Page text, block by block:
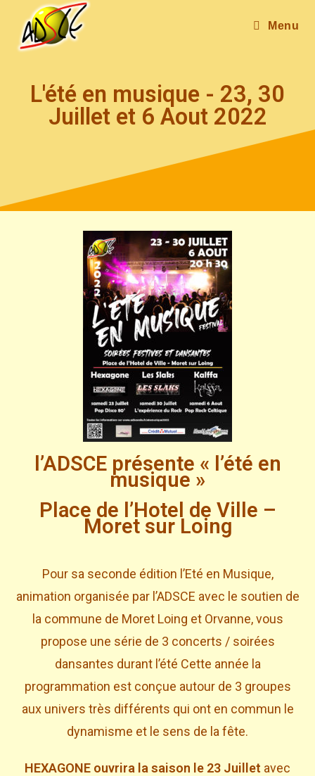
Menu
L'été en musique - 23, 30
Juillet et 6 Aout 2022
l’ADSCE présente « l’été en
musique »
Place de l’Hotel de Ville –
Moret sur Loing
Pour sa seconde édition l’Eté en Musique,
animation organisée par l’ADSCE avec le soutien de
la commune de Moret Loing et Orvanne, vous
propose une série de 3 concerts / soirées
dansantes durant l’été Cette année la
programmation est conçue autour de 3 groupes
aux univers très différents qui ont en commun le
dynamisme et le sens de la fête.
HEXAGONE ouvrira la saison le 23 Juillet avec